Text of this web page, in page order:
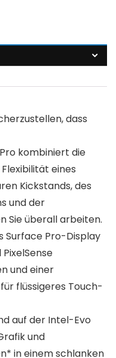
dass
kombiniert die
eines
Kickstands, des
und der
Sie überall arbeiten.
Surface Pro-Display
und einer
flüssigeres Touch-
auf der Intel-Evo
und
in einem schlanken